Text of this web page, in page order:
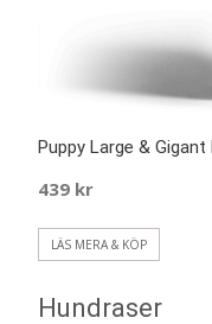
Puppy Large &
439 kr
LÄS MERA & KÖP
Hundraser